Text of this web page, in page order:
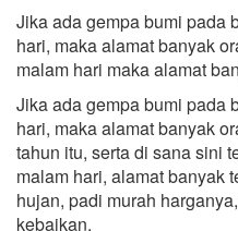
Jika ada gempa bumi pada
hari, maka alamat banyak
malam hari maka alamat
Jika ada gempa bumi pada
hari, maka alamat banyak
tahun itu, serta di sana sini
malam hari, alamat banyak
hujan, padi murah
kebaikan.